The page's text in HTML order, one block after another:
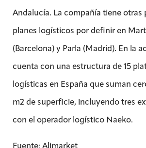
Andalucía. La compañía tiene otras
planes logísticos por definir en
(Barcelona) y Parla (Madrid). En la
cuenta con una estructura de 15
logísticas en España que suman
m2 de superficie, incluyendo tres
con el operador logístico Naeko.
Fuente: Alimarket